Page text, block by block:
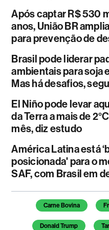
Após captar R$ 530
anos, União BR
para prevenção de
Brasil pode liderar
ambientais para soja
Mas há desafios,
El Niño pode levar
da Terra a mais de
mês, diz estudo
América Latina está
posicionada' para o
SAF, com Brasil em
Temas deste artigo
Carne Bovina
Donald Trump